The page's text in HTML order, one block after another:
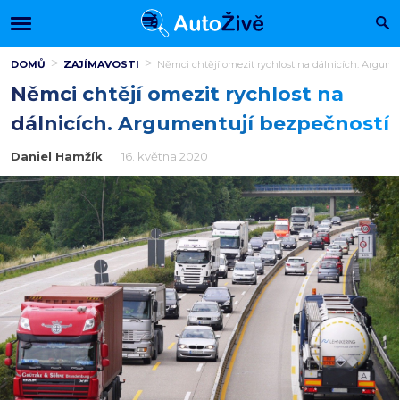
DOMŮ ZAJÍMAVOSTI Němci chtějí omezit rychlost na dálnicích.
Němci chtějí omezit rychlost na
dálnicích. Argumentují bezpečností
Daniel Hamžík 16. května 2020